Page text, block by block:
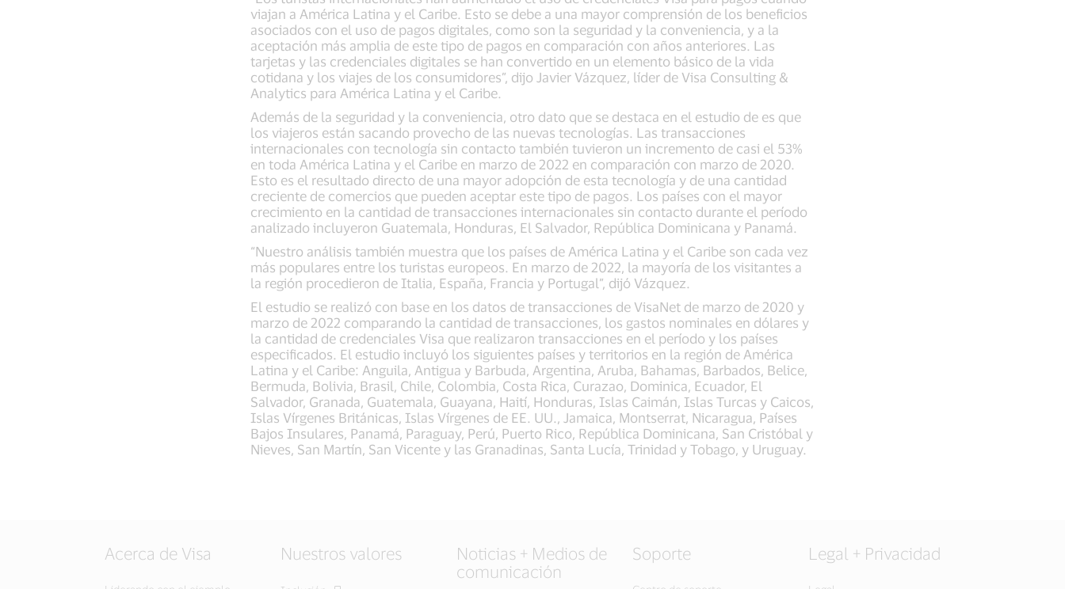
viajan a América Latina y el Caribe. Esto se debe a una mayor comprensión de los beneficios
asociados con el uso de pagos digitales, como son la seguridad y la conveniencia, y a la
aceptación más amplia de este tipo de pagos en comparación con años anteriores. Las
tarjetas y las credenciales digitales se han convertido en un elemento básico de la vida
cotidana y los viajes de los consumidores”, dijo Javier Vázquez, líder de Visa Consulting &
Analytics para América Latina y el Caribe.
Además de la seguridad y la conveniencia, otro dato que se destaca en el estudio de es que
los viajeros están sacando provecho de las nuevas tecnologías. Las transacciones
internacionales con tecnología sin contacto también tuvieron un incremento de casi el 53%
en toda América Latina y el Caribe en marzo de 2022 en comparación con marzo de 2020.
Esto es el resultado directo de una mayor adopción de esta tecnología y de una cantidad
creciente de comercios que pueden aceptar este tipo de pagos. Los países con el mayor
crecimiento en la cantidad de transacciones internacionales sin contacto durante el período
analizado incluyeron Guatemala, Honduras, El Salvador, República Dominicana y Panamá.
“Nuestro análisis también muestra que los países de América Latina y el Caribe son cada vez
más populares entre los turistas europeos. En marzo de 2022, la mayoría de los visitantes a
la región procedieron de Italia, España, Francia y Portugal”, dijó Vázquez.
El estudio se realizó con base en los datos de transacciones de VisaNet de marzo de 2020 y
marzo de 2022 comparando la cantidad de transacciones, los gastos nominales en dólares y
la cantidad de credenciales Visa que realizaron transacciones en el período y los países
especificados. El estudio incluyó los siguientes países y territorios en la región de América
Latina y el Caribe: Anguila, Antigua y Barbuda, Argentina, Aruba, Bahamas, Barbados, Belice,
Bermuda, Bolivia, Brasil, Chile, Colombia, Costa Rica, Curazao, Dominica, Ecuador, El
Salvador, Granada, Guatemala, Guayana, Haití, Honduras, Islas Caimán, Islas Turcas y Caicos,
Islas Vírgenes Británicas, Islas Vírgenes de EE. UU., Jamaica, Montserrat, Nicaragua, Países
Bajos Insulares, Panamá, Paraguay, Perú, Puerto Rico, República Dominicana, San Cristóbal y
Nieves, San Martín, San Vicente y las Granadinas, Santa Lucía, Trinidad y Tobago, y Uruguay.
Acerca de Visa Nuestros valores
Noticias + Medios de
comunicación
Soporte Legal + Privacidad